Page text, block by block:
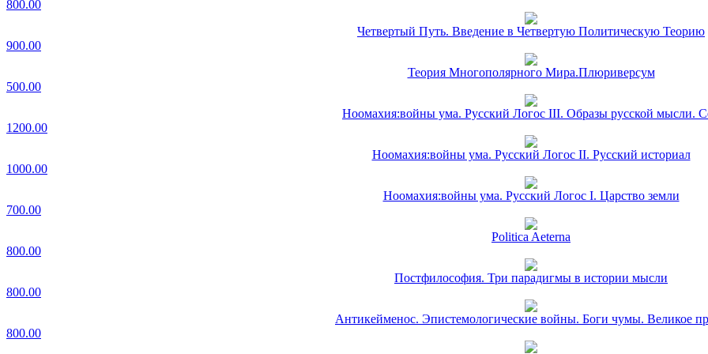
800.00
Четвертый Путь. Введение в Четвертую Политическую Теорию
900.00
Теория Многополярного Мира.Плюриверсум
500.00
Ноомахия:войны ума. Русский Логос III. Образы русской мысли.
1200.00
Ноомахия:войны ума. Русский Логос II. Русский историал
1000.00
Ноомахия:войны ума. Русский Логос I. Царство земли
700.00
Politica Aeterna
800.00
Постфилософия. Три парадигмы в истории мысли
800.00
Антикейменос. Эпистемологические войны. Боги чумы. Великое
800.00